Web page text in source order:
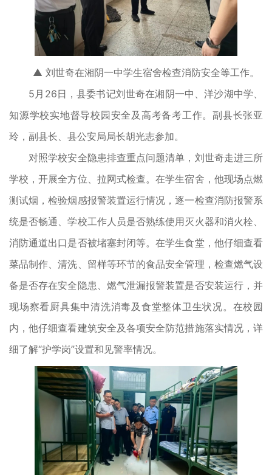
▲ 刘世奇在湘阴一中学生宿舍检查消防安全等工作。
5月26日，县委书记刘世奇在湘阴一中、洋沙湖中学、
知源学校实地督导校园安全及高考备考工作。副县长张亚
玲，副县长、县公安局局长胡光志参加。
对照学校安全隐患排查重点问题清单，刘世奇走进三所
学校，开展全方位、拉网式检查。在学生宿舍，他现场点燃
测试烟，检验烟感报警装置运行情况，逐一检查消防报警系
统是否畅通、学校工作人员是否熟练使用灭火器和消火栓、
消防通道出口是否被堵塞封闭等。在学生食堂，他仔细查看
菜品制作、清洗、留样等环节的食品安全管理，检查燃气设
备是否存在安全隐患、燃气泄漏报警装置是否安装运行，并
现场察看厨具集中清洗消毒及食堂整体卫生状况。在校园
内，他仔细查看建筑安全及各项安全防范措施落实情况，详
细了解“护学岗”设置和见警率情况。